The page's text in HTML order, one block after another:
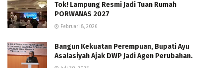
Tok! Lampung Resmi Jadi Tuan Rumah
PORWANAS 2027
Februari 8, 2026
Bangun Kekuatan Perempuan, Bupati Ayu
Asalasiyah Ajak DWP Jadi Agen Perubahan.